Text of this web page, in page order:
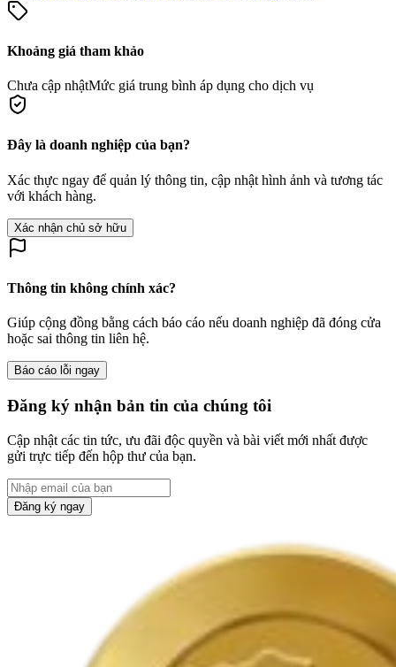
Khoảng giá tham khảo
Chưa cập nhậtMức giá trung bình áp dụng cho dịch vụ
Đây là doanh nghiệp của bạn?
Xác thực ngay để quản lý thông tin, cập nhật hình ảnh và tương tác
với khách hàng.
Xác nhận chủ sở hữu
Thông tin không chính xác?
Giúp cộng đồng bằng cách báo cáo nếu doanh nghiệp đã đóng cửa
hoặc sai thông tin liên hệ.
Báo cáo lỗi ngay
Đăng ký nhận bản tin của chúng tôi
Cập nhật các tin tức, ưu đãi độc quyền và bài viết mới nhất được
gửi trực tiếp đến hộp thư của bạn.
Đăng ký ngay